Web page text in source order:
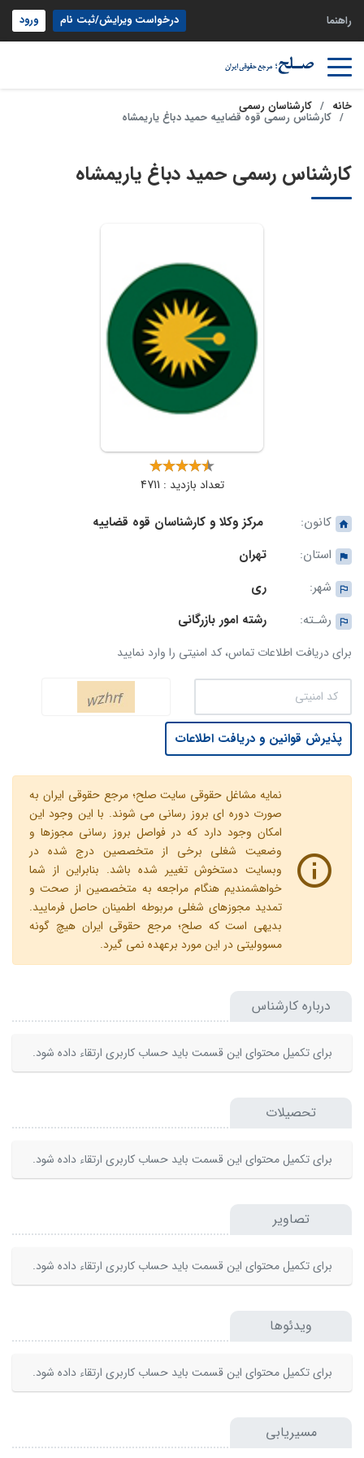
راهنما درخواست ویرایش/ثبت نام ورود
خانه کارشناسان رسمی
کارشناس رسمی قوه قضاییه حمید دباغ یاریمشاه
کارشناس رسمی حمید دباغ یاریمشاه
تعداد بازدید : 4711
کانون:
مرکز وکلا و کارشناسان قوه قضاییه
استان:
تهران
شهر:
ری
رشـته:
رشته امور بازرگانی
برای دریافت اطلاعات تماس، کد امنیتی را وارد نمایید
پذیرش قوانین و دریافت اطلاعات
نمایه مشاغل حقوقی سایت صلح؛ مرجع حقوقی ایران به
صورت دوره ای بروز رسانی می شوند. با این وجود این
امکان وجود دارد که در فواصل بروز رسانی مجوزها و
وضعیت شغلی برخی از متخصصین درج شده در
وبسایت دستخوش تغییر شده باشد. بنابراین از شما
خواهشمندیم هنگام مراجعه به متخصصین از صحت و
تمدید مجوزهای شغلی مربوطه اطمینان حاصل فرمایید.
بدیهی است که صلح؛ مرجع حقوقی ایران هیچ گونه
مسوولیتی در این مورد برعهده نمی گیرد.
درباره کارشناس
برای تکمیل محتوای این قسمت باید حساب کاربری ارتقاء داده شود.
تحصیلات
برای تکمیل محتوای این قسمت باید حساب کاربری ارتقاء داده شود.
تصاویر
برای تکمیل محتوای این قسمت باید حساب کاربری ارتقاء داده شود.
ویدئوها
برای تکمیل محتوای این قسمت باید حساب کاربری ارتقاء داده شود.
مسیریابی